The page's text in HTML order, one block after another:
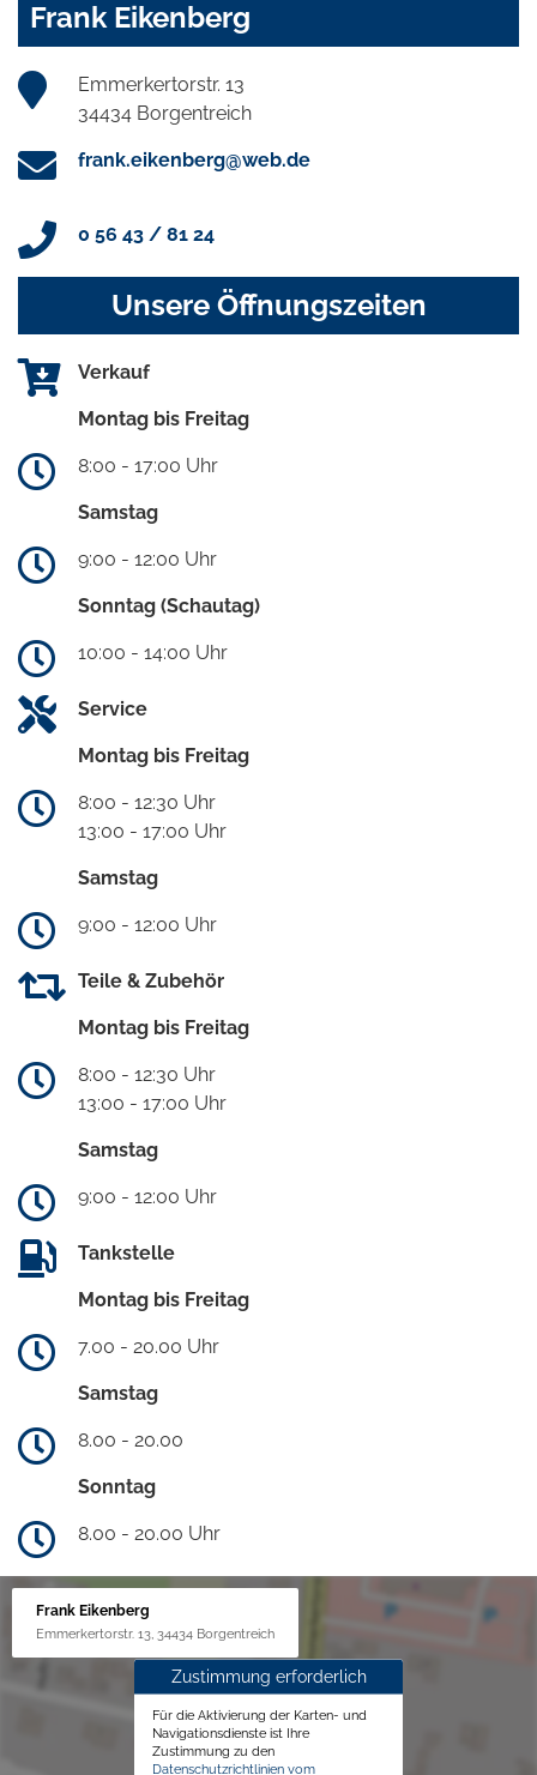
Frank Eikenberg
Emmerkertorstr. 13
34434 Borgentreich
frank.eikenberg@web.de
0 56 43 / 81 24
Unsere Öffnungszeiten
Verkauf
Montag bis Freitag
8:00 - 17:00 Uhr
Samstag
9:00 - 12:00 Uhr
Sonntag (Schautag)
10:00 - 14:00 Uhr
Service
Montag bis Freitag
8:00 - 12:30 Uhr
13:00 - 17:00 Uhr
Samstag
9:00 - 12:00 Uhr
Teile & Zubehör
Montag bis Freitag
8:00 - 12:30 Uhr
13:00 - 17:00 Uhr
Samstag
9:00 - 12:00 Uhr
Tankstelle
Montag bis Freitag
7.00 - 20.00 Uhr
Samstag
8.00 - 20.00
Sonntag
8.00 - 20.00 Uhr
Frank Eikenberg
Emmerkertorstr. 13, 34434 Borgentreich
Zustimmung erforderlich
Für die Aktivierung der Karten- und
Navigationsdienste ist Ihre
Zustimmung zu den
Datenschutzrichtlinien vom